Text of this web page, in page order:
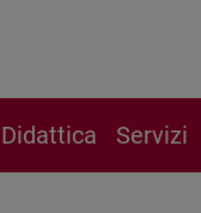
Didattica Servizi